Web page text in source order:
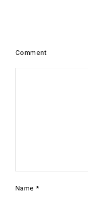
Comment
Name *